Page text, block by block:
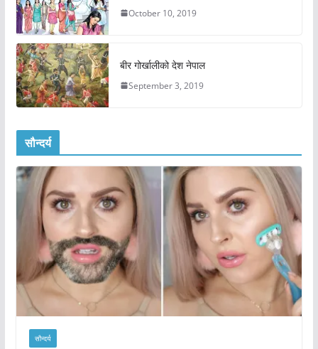
October 10, 2019
बीर गोर्खालीको देश नेपाल
September 3, 2019
सौन्दर्य
सौन्दर्य